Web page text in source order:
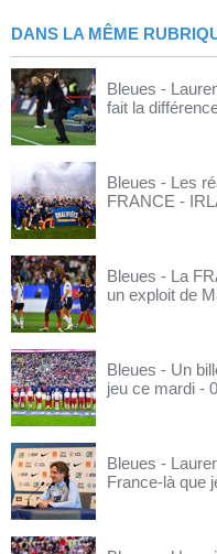
DANS LA MÊME
Bleues -
fait la
Bleues - Les
FRANCE -
Bleues - La
un exploit de
Bleues - Un
jeu ce mardi -
Bleues -
France-là que